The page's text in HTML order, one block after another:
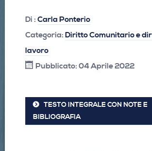
Di : Carla Ponterio
Categoria: Diritto Comunitario e
lavoro
Pubblicato: 04 Aprile 2022
TESTO INTEGRALE CON NOTE E
BIBLIOGRAFIA